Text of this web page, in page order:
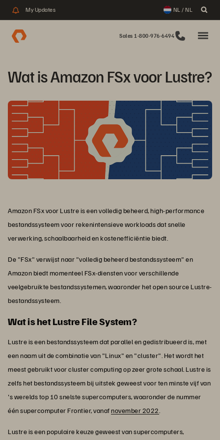
My Updates NL / NL
Sales 1-800-976-6494
Wat is Amazon FSx voor Lustre?
Amazon FSx voor Lustre is een volledig beheerd, high-performance
bestandssysteem voor rekenintensieve workloads dat snelle
verwerking, schaalbaarheid en kostenefficiëntie biedt.
De "FSx" verwijst naar "volledig beheerd bestandssysteem" en
Amazon biedt momenteel FSx-diensten voor verschillende
veelgebruikte bestandssystemen, waaronder het open source Lustre-
bestandssysteem.
Wat is het Lustre File System?
Lustre is een bestandssysteem dat parallel en gedistribueerd is, met
een naam uit de combinatie van "Linux" en "cluster". Het wordt het
meest gebruikt voor cluster computing op zeer grote schaal. Lustre is
zelfs het bestandssysteem bij uitstek geweest voor ten minste vijf van
's werelds top 10 snelste supercomputers, waaronder de nummer
één supercomputer Frontier, vanafnovember 2022
Lustre is een populaire keuze geweest van supercomputers,